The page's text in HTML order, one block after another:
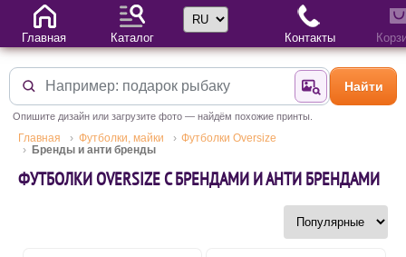
Найти поНайти
Опишите дизайн или загрузите фото — найдём похожие принты.
Главная Футболки, майки
Футболки Oversize
Бренды и анти бренды
ФУТБОЛКИ OVERSIZE С БРЕНДАМИ И АНТИ БРЕНДАМИ
Главная Каталог
Выбор языка
Контакты